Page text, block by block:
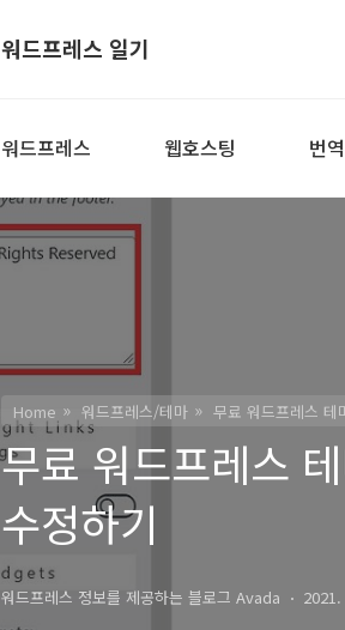
워드프레스 일기
워드프레스 웹호스팅 번역
Home 워드프레스/테마 무료 워드프레스
무료 워드프레스
수정하기
워드프레스 정보를 제공하는 블로그 Avada